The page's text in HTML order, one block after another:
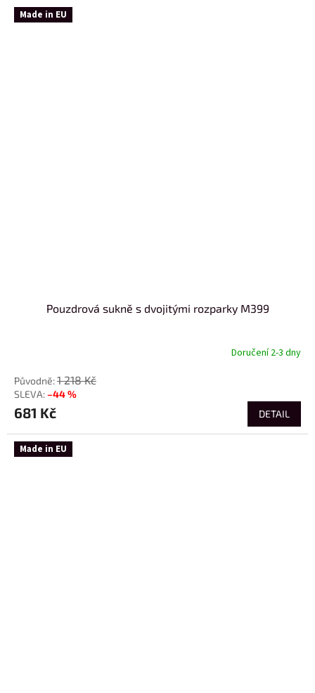
Made in EU
Pouzdrová sukně s dvojitými rozparky M399
Doručení 2-3 dny
1 218 Kč
–44 %
681 Kč DETAIL
Made in EU